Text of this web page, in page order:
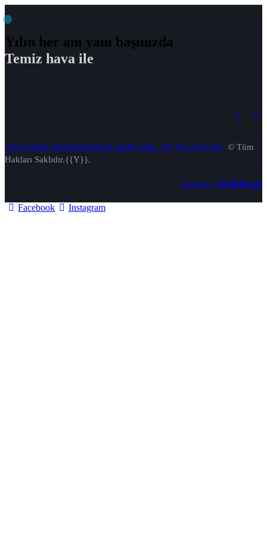
​Yılın her anı yanı başınızda
Temiz hava ile
UZUNARK MÜHENDİSLİK YAPI SAN. VE TİC.LTD.ŞTİ. © Tüm
Hakları Saklıdır.{{Y}}.
Tasarım : OFiKiR.net
Facebook Instagram